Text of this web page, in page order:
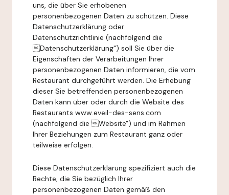
uns, die über Sie erhobenen
personenbezogenen Daten zu schützen. Diese
Datenschutzerklärung oder
Datenschutzrichtlinie (nachfolgend die
Datenschutzerklärung") soll Sie über die
Eigenschaften der Verarbeitungen Ihrer
personenbezogenen Daten informieren, die vom
Restaurant durchgeführt werden. Die Erhebung
dieser Sie betreffenden personenbezogenen
Daten kann über oder durch die Website des
Restaurants www.eveil-des-sens.com
(nachfolgend die Website") und im Rahmen
Ihrer Beziehungen zum Restaurant ganz oder
teilweise erfolgen.
Diese Datenschutzerklärung spezifiziert auch die
Rechte, die Sie bezüglich Ihrer
personenbezogenen Daten gemäß den